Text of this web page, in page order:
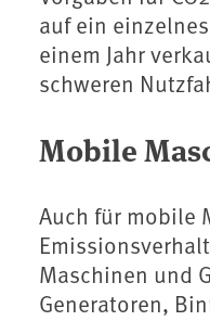
auf ein
einem Jahr
schweren
Mobile
Auch für mobile
Maschinen und
Generatoren,